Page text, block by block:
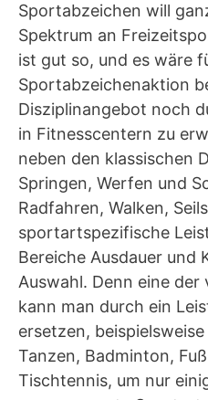
Sportabzeichen will
Spektrum an
ist gut so, und es wäre
Sportabzeichenaktion
Disziplinangebot noch
in Fitnesscentern zu
neben den klassischen
Springen, Werfen und
Radfahren, Walken,
sportartspezifische
Bereiche Ausdauer und
Auswahl. Denn eine
kann man durch ein
ersetzen,
Tanzen, Badminton,
Tischtennis, um nur